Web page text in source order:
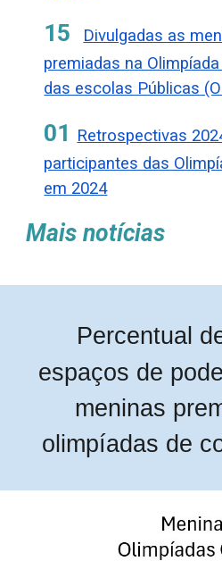
15
Divulgadas as
premiadas na
das escolas Públicas
01 Retrospectivas
participantes das
em 2024
Mais notícias
Percentual
espaços de
meninas
olimpíadas de